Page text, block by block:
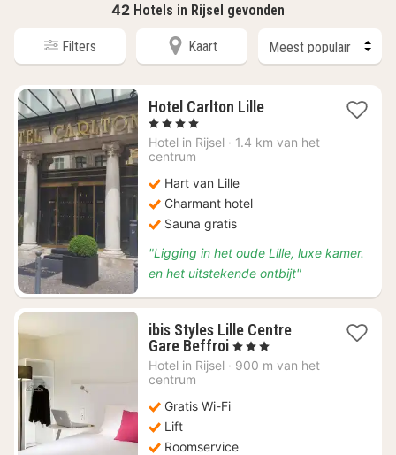
42 Hotels in Rijsel gevonden
Filters Kaart
Hotel Carlton Lille1
vanaf
, 4 Sterren
Hotel in Rijsel · 1.4 km van het
centrum
Hart van Lille
Charmant hotel
Sauna gratis
"Ligging in het oude Lille, luxe kamer.
en het uitstekende ontbijt"
ibis Styles Lille Centre
Gare Beffroi1
nacht
, 3 Sterren
Hotel in Rijsel · 900 m van het
centrum
Gratis Wi-Fi
Lift
Roomservice